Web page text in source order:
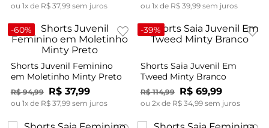
ou 1x de R$ 37,99sem juros ou 1x de R$ 39, 99sem juros
-60%
Shorts Juvenil Feminino
em Moletinho Minty Preto
R$ 94,99 R$ 37,99
ou 1x de R$ 37,99sem juros
-39%
Shorts Saia Juvenil Em
Tweed Minty Branco
R$ 114,99 R$ 69,99
ou 2x de R$ 34,99sem juros